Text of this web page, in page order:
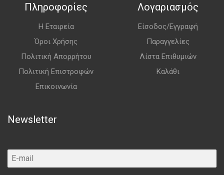
Πληροφορίες
Η Εταιρεία
Όροι Χρήσης
Πολιτική Απορρήτου
Πολιτική Επιστροφών
Επικοινωνία
Λογαριασμός
Είσοδος/Εγγραφή
Παραγγελίες
Λίστα Επιθυμιών
Καλάθι
Newsletter